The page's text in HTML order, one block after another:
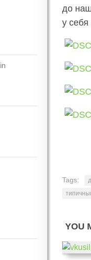
до
у
Tags:
YOU